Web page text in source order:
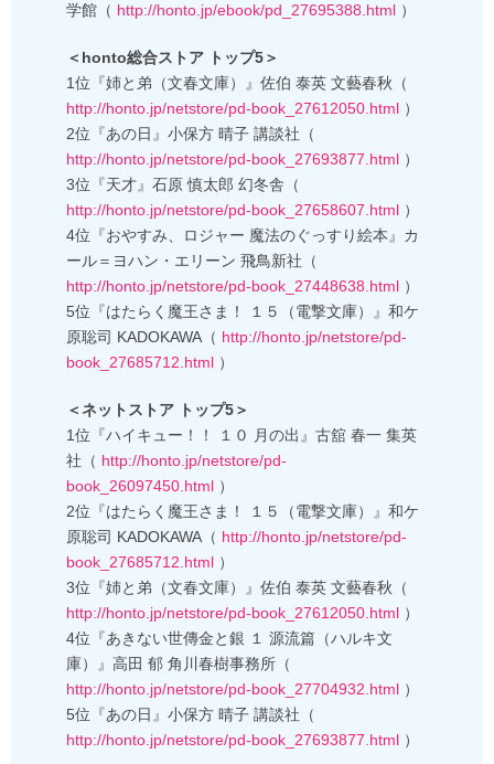
学館（ http://honto.jp/ebook/pd_27695388.html ）
＜honto総合ストア トップ5＞
1位『姉と弟（文春文庫）』佐伯 泰英 文藝春秋（
http://honto.jp/netstore/pd-book_27612050.html ）
2位『あの日』小保方 晴子 講談社（
http://honto.jp/netstore/pd-book_27693877.html ）
3位『天才』石原 慎太郎 幻冬舎（
http://honto.jp/netstore/pd-book_27658607.html ）
4位『おやすみ、ロジャー 魔法のぐっすり絵本』カ
ール＝ヨハン・エリーン 飛鳥新社（
http://honto.jp/netstore/pd-book_27448638.html ）
5位『はたらく魔王さま！ １５（電撃文庫）』和ケ
原聡司 KADOKAWA（ http://honto.jp/netstore/pd-
book_27685712.html ）
＜ネットストア トップ5＞
1位『ハイキュー！！ １０ 月の出』古舘 春一 集英
社（ http://honto.jp/netstore/pd-
book_26097450.html ）
2位『はたらく魔王さま！ １５（電撃文庫）』和ケ
原聡司 KADOKAWA（ http://honto.jp/netstore/pd-
book_27685712.html ）
3位『姉と弟（文春文庫）』佐伯 泰英 文藝春秋（
http://honto.jp/netstore/pd-book_27612050.html ）
4位『あきない世傳金と銀 １ 源流篇（ハルキ文
庫）』高田 郁 角川春樹事務所（
http://honto.jp/netstore/pd-book_27704932.html ）
5位『あの日』小保方 晴子 講談社（
http://honto.jp/netstore/pd-book_27693877.html ）